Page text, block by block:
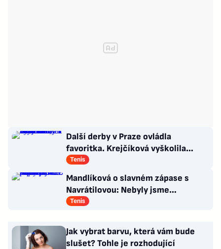
Další derby v Praze ovládla
favoritka. Krejčíková vyškolila
Šalkovou, zbytek Češek ale smutní
Tenis
Mandlíková o slavném zápase s
Navrátilovou: Nebyly jsme
připravené. Příště přiveze dceru
Tenis
Jak vybrat barvu, která vám bude
slušet? Tohle je rozhodující